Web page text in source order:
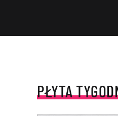
PŁYTA